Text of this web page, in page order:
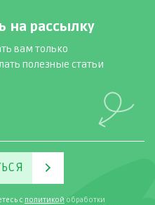
на рассылку
вам только
полезные статьи
с политикой обработки